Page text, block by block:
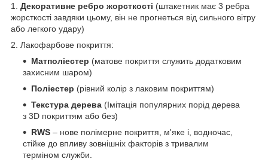
1. Декоративне ребро жорсткості (штакетник має 3 ребра
жорсткості завдяки цьому, він не прогнеться від сильного вітру
або легкого удару)
2. Лакофарбове покриття:
Матполіестер (матове покриття служить додатковим
захисним шаром)
Поліестер (рівний колір з лаковим покриттям)
Текстура дерева (Імітація популярних порід дерева
з 3D покриттям або без)
RWS – нове полімерне покриття, м'яке і, водночас,
стійке до впливу зовнішніх факторів з тривалим
терміном служби.